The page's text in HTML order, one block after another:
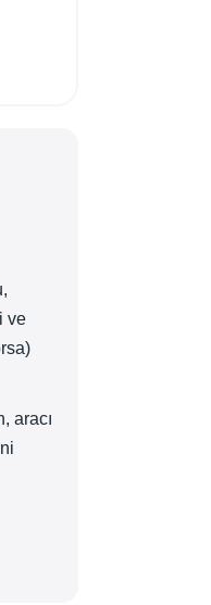
ve
aracı